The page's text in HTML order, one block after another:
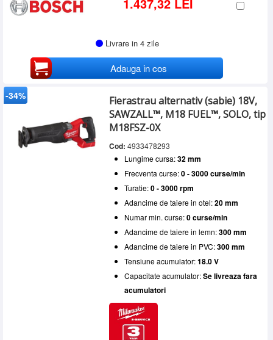
Livrare in 4 zile
Adauga in cos
-34%
Fierastrau alternativ (sabie) 18V,
SAWZALL™, M18 FUEL™, SOLO, tip
M18FSZ-0X
Cod: 4933478293
Lungime cursa:32 mm
Frecventa curse:0 - 3000 curse/min
Turatie:0 - 3000 rpm
Adancime de taiere in otel:20 mm
Numar min. curse:0 curse/min
Adancime de taiere in lemn:300 mm
Adancime de taiere in PVC:300 mm
Tensiune acumulator:18.0 V
Capacitate acumulator:Se livreaza fara
acumulatori